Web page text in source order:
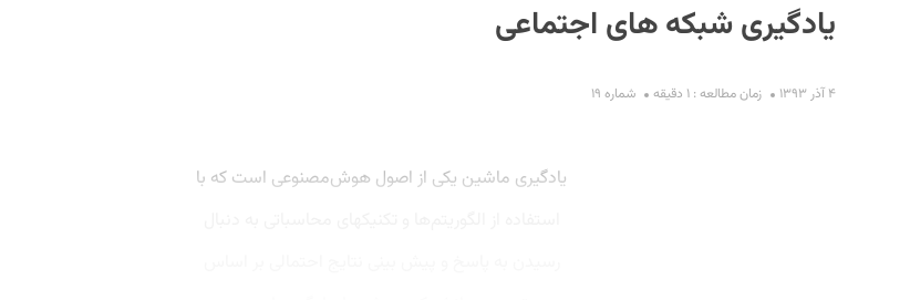
یادگیری شبکه های اجتماعی
۴ آذر ۱۳۹۳ زمان مطالعه : ۱ دقیقه شماره ۱۹
یاد‌گیری ماشین یکی از اصول هوش‌مصنوعی است که با